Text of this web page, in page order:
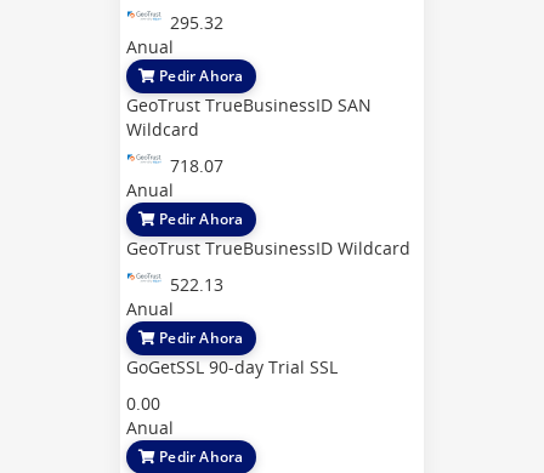
295.32
Anual
Pedir Ahora
GeoTrust TrueBusinessID SAN
Wildcard
718.07
Anual
Pedir Ahora
GeoTrust TrueBusinessID Wildcard
522.13
Anual
Pedir Ahora
GoGetSSL 90-day Trial SSL
0.00
Anual
Pedir Ahora